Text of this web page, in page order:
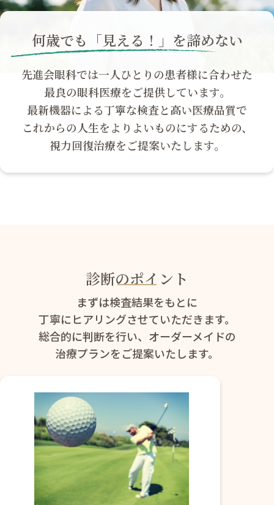
何歳でも「見える！」を諦めない
先進会眼科では一人ひとりの患者様に合わせた
最良の眼科医療をご提供しています。
最新機器による丁寧な検査と高い医療品質で
これからの人生をよりよいものにするための、
視力回復治療をご提案いたします。
診断のポイント
まずは検査結果をもとに
丁寧にヒアリングさせていただきます。
総合的に判断を行い、オーダーメイドの
治療プランをご提案いたします。